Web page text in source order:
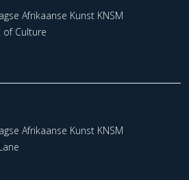
Afrikaanse Kunst KNSM
of Culture
Afrikaanse Kunst KNSM